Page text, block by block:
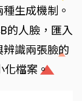
生成機制。
的人臉，匯入
識兩張臉的
化檔案。